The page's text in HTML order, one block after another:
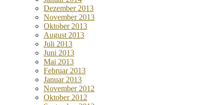
Dezember 2013
November 2013
Oktober 2013
August 2013
Juli 2013
Juni 2013
Mai 2013
Februar 2013
Januar 2013
November 2012
Oktober 2012